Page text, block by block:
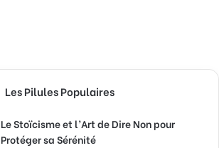
Les Pilules Populaires
Le Stoïcisme et l’Art de Dire Non pour
Protéger sa Sérénité